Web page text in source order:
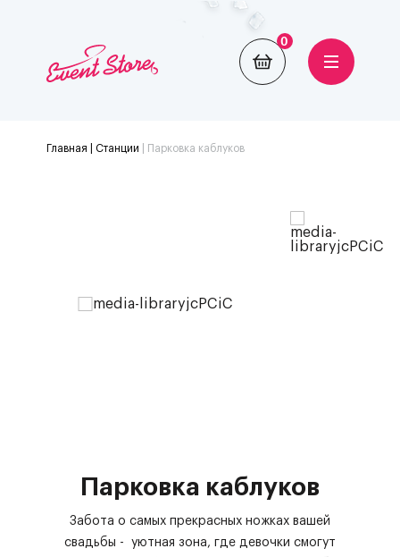
0
Главная | Станции Парковка каблуков
Парковка каблуков
Забота о самых прекрасных ножках вашей
свадьбы - уютная зона, где девочки смогут